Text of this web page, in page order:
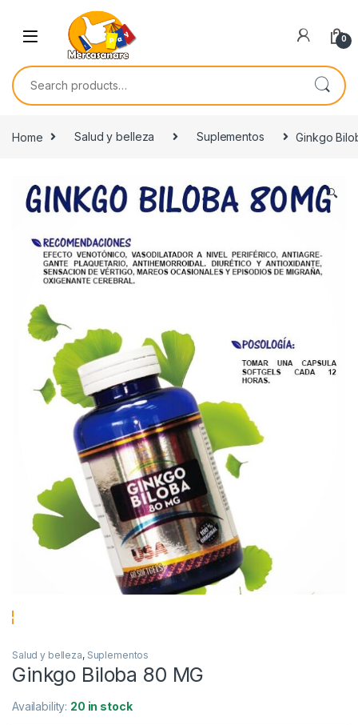
Skip to navigation
0
Search for:
Home Salud y belleza Suplementos Ginkgo
🔍
Salud y belleza, Suplementos
Ginkgo Biloba 80 MG
Availability: 20 in stock